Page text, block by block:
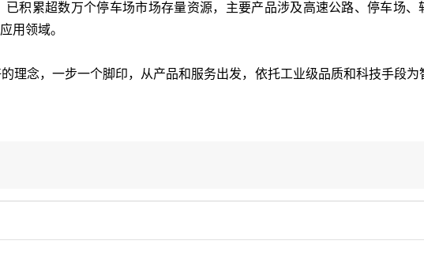
已积累超数万个停车场市场存量资源， 主要产品涉及高速公路、停车场、
用领域。
理念， 一步一个脚印，从产品和服务出发， 依托工业级品质和科技手段为